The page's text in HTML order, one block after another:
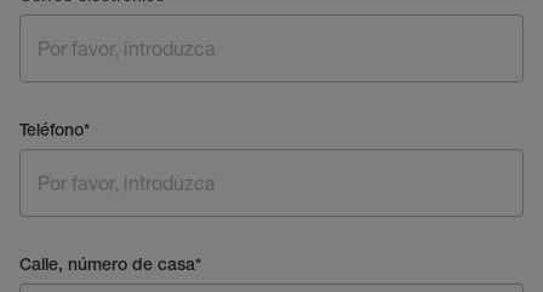
Teléfono*
Calle, número de casa*